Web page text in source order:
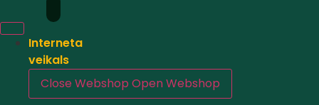
Interneta
veikals
Close Webshop Open Webshop